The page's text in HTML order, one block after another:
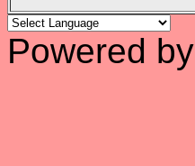
Powered by